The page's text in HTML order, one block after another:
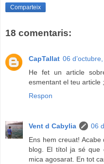
Comparteix
18 comentaris:
CapTallat 06
He fet un article
esmentant el teu article
Respon
Vent d Cabylia
06
Ens hem creuat!
blog. El títol ja sé que
mica agosarat. En tot